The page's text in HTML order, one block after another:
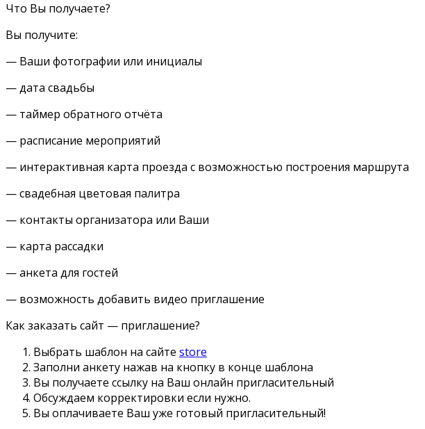
Что Вы получаете?
Вы получите:
— Ваши фотографии или инициалы
— дата свадьбы
— таймер обратного отчёта
— расписание мероприятий
— интерактивная карта проезда с возможностью построения маршрута
— свадебная цветовая палитра
— контакты организатора или Ваши
— карта рассадки
— анкета для гостей
— возможность добавить видео приглашение
Как заказать сайт — приглашение?
Выбрать шаблон на сайте store
Заполни анкету нажав на кнопку в конце шаблона
Вы получаете ссылку на Ваш онлайн пригласительный
Обсуждаем корректировки если нужно.
Вы оплачиваете Ваш уже готовый пригласительный!